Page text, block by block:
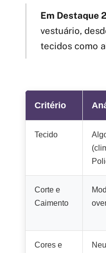
Em Destaque
vestuário,
tecidos como
Critério
Tecido
Corte e
Caimento
Cores e